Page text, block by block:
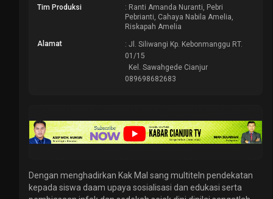
Tim Produksi
: Ranti Amanda Nuranti, Pebri
Pebrianti, Cahaya Nabila Amelia,
Riskapah Amelia
Alamat
: Jl. Siliwangi Kp. Kebonmanggu RT.
01/15
Kel. Sawahgede Cianjur
089698682683
Dengan menghadirkan Kak Mal sang multiteln pendekatan
kepada siswa daam upaya sosialisasi dan edukasi serta